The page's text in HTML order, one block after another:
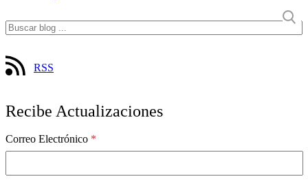
RSS
Recibe Actualizaciones
Correo Electrónico *